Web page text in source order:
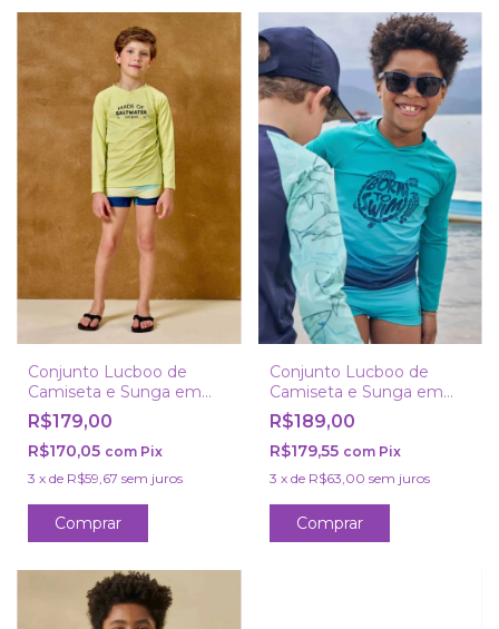
Conjunto Lucboo de
Camiseta e Sunga em
Malha UV Dry com
Proteção UV50+
R$179,00
R$170,05 com Pix
3 x de R$59,67 sem juros
Comprar
Conjunto Lucboo de
Camiseta e Sunga em
Malha UV Dry com
Proteção UV50+
R$189,00
R$179,55 com Pix
3 x de R$63,00 sem juros
Comprar